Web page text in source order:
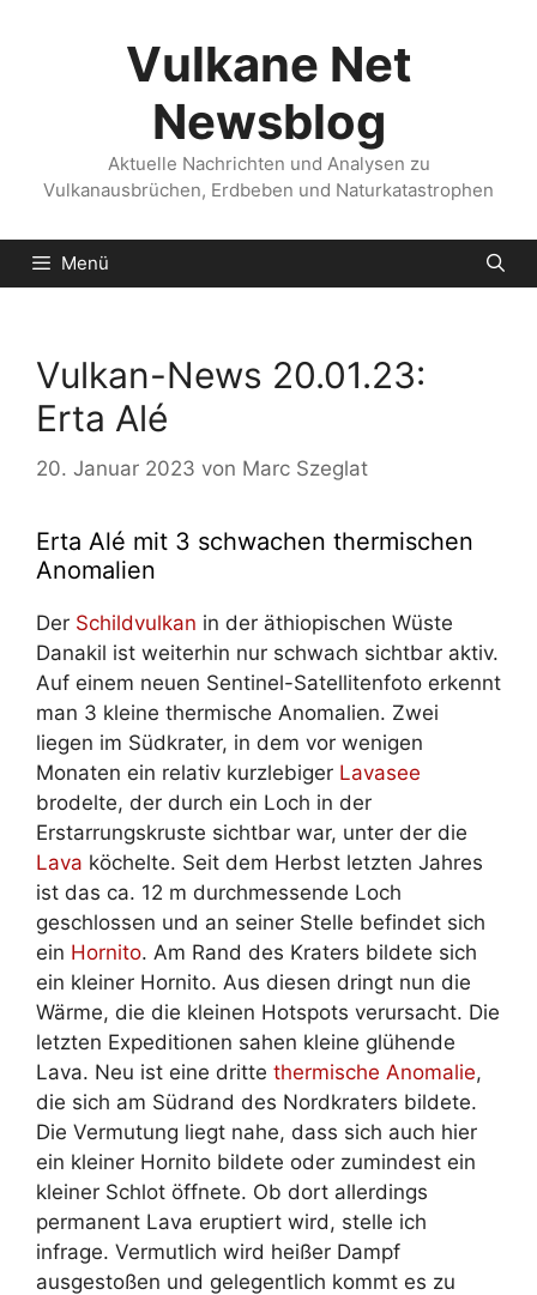
Vulkane Net
Newsblog
Aktuelle Nachrichten und Analysen zu
Vulkanausbrüchen, Erdbeben und Naturkatastrophen
Menü
Vulkan-News 20.01.23:
Erta Alé
20. Januar 2023 von Marc Szeglat
Erta Alé mit 3 schwachen thermischen
Anomalien
Der Schildvulkan in der äthiopischen Wüste
Danakil ist weiterhin nur schwach sichtbar aktiv.
Auf einem neuen Sentinel-Satellitenfoto erkennt
man 3 kleine thermische Anomalien. Zwei
liegen im Südkrater, in dem vor wenigen
Monaten ein relativ kurzlebiger Lavasee
brodelte, der durch ein Loch in der
Erstarrungskruste sichtbar war, unter der die
Lava köchelte. Seit dem Herbst letzten Jahres
ist das ca. 12 m durchmessende Loch
geschlossen und an seiner Stelle befindet sich
ein Hornito. Am Rand des Kraters bildete sich
ein kleiner Hornito. Aus diesen dringt nun die
Wärme, die die kleinen Hotspots verursacht. Die
letzten Expeditionen sahen kleine glühende
Lava. Neu ist eine dritte thermische Anomalie,
die sich am Südrand des Nordkraters bildete.
Die Vermutung liegt nahe, dass sich auch hier
ein kleiner Hornito bildete oder zumindest ein
kleiner Schlot öffnete. Ob dort allerdings
permanent Lava eruptiert wird, stelle ich
infrage. Vermutlich wird heißer Dampf
ausgestoßen und gelegentlich kommt es zu